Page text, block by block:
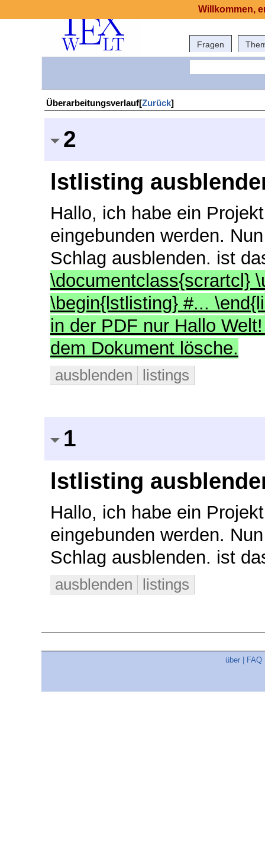
Fragen
Überarbeitungsverlauf[Zurück]
2
lstlisting
Hallo, ich habe ein
eingebunden werden.
Schlag ausblenden. ist
\documentclass{scrartcl}
\begin{lstlisting} #...
in der PDF nur Hallo
dem Dokument lösche.
ausblenden listings
1
lstlisting
Hallo, ich habe ein
eingebunden werden.
Schlag ausblenden. ist
ausblenden listings
über FAQ
Willkommen,